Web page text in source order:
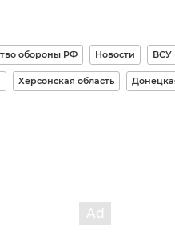
обороны РФ Новости ВСУ
Херсонская область